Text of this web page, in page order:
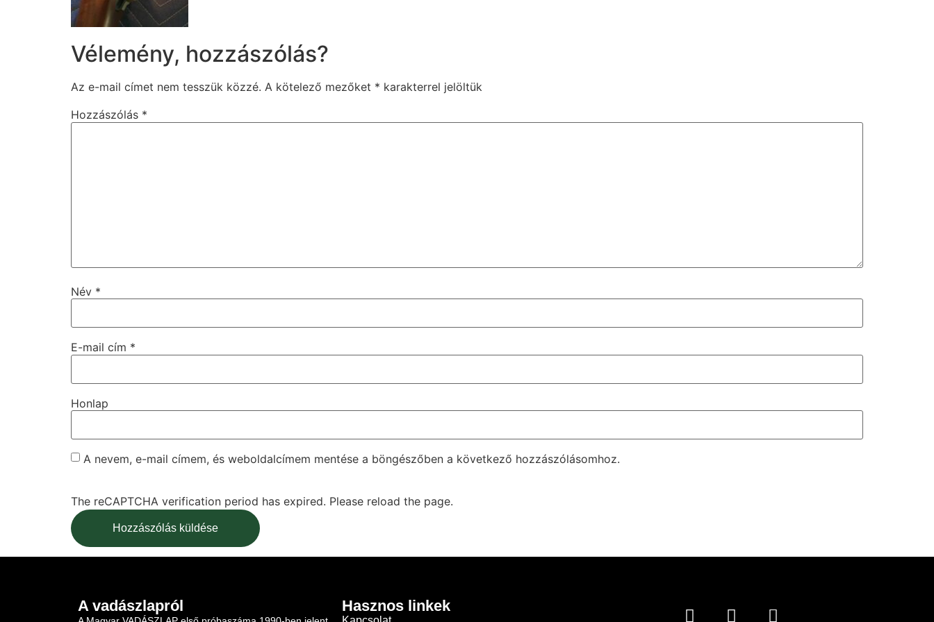
Vélemény, hozzászólás?
Az e-mail címet nem tesszük közzé. A kötelező mezőket * karakterrel jelöltük
Hozzászólás *
Név *
E-mail cím *
Honlap
A nevem, e-mail címem, és weboldalcímem mentése a böngészőben a következő hozzászólásomhoz.
The reCAPTCHA verification period has expired. Please reload the page.
A vadászlapról Hasznos linkek